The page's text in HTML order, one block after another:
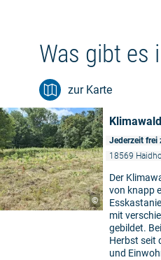
Was gibt es
zur Karte
©
Jederzeit frei
18569
Der
von knapp
mit
gebildet.
Herbst seit
und